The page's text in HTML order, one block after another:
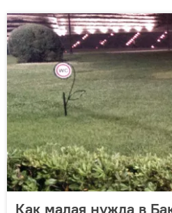
Как малая нужда в